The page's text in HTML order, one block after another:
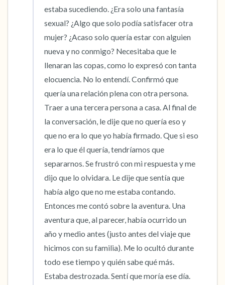
estaba sucediendo. ¿Era solo una fantasía
sexual? ¿Algo que solo podía satisfacer otra
mujer? ¿Acaso solo quería estar con alguien
nueva y no conmigo? Necesitaba que le
llenaran las copas, como lo expresó con tanta
elocuencia. No lo entendí. Confirmó que
quería una relación plena con otra persona.
Traer a una tercera persona a casa. Al final de
la conversación, le dije que no quería eso y
que no era lo que yo había firmado. Que si eso
era lo que él quería, tendríamos que
separarnos. Se frustró con mi respuesta y me
dijo que lo olvidara. Le dije que sentía que
había algo que no me estaba contando.
Entonces me contó sobre la aventura. Una
aventura que, al parecer, había ocurrido un
año y medio antes (justo antes del viaje que
hicimos con su familia). Me lo ocultó durante
todo ese tiempo y quién sabe qué más.
Estaba destrozada. Sentí que moría ese día.